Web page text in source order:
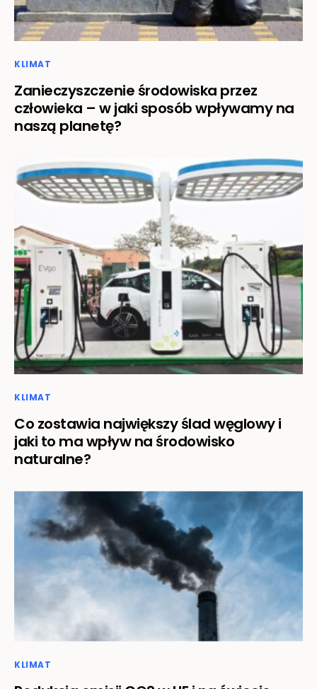
KLIMAT
Zanieczyszczenie środowiska przez
człowieka – w jaki sposób wpływamy na
naszą planetę?
KLIMAT
Co zostawia największy ślad węglowy i
jaki to ma wpływ na środowisko
naturalne?
KLIMAT